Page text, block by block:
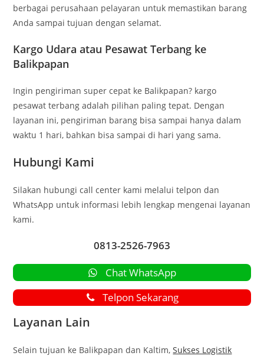
berbagai perusahaan pelayaran untuk memastikan barang
Anda sampai tujuan dengan selamat.
Kargo Udara atau Pesawat Terbang ke
Balikpapan
Ingin pengiriman super cepat ke Balikpapan? kargo
pesawat terbang adalah pilihan paling tepat. Dengan
layanan ini, pengiriman barang bisa sampai hanya dalam
waktu 1 hari, bahkan bisa sampai di hari yang sama.
Hubungi Kami
Silakan hubungi call center kami melalui telpon dan
WhatsApp untuk informasi lebih lengkap mengenai layanan
kami.
0813-2526-7963
Chat WhatsApp
Telpon Sekarang
Layanan Lain
Selain tujuan ke Balikpapan dan Kaltim,Sukses Logistik